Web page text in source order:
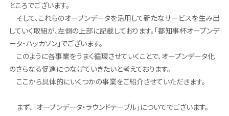
ところでございます。
そして、これらのオープンデータを活用して新たなサービスを生み出
していく取組が、左側の上部に記載しております。「都知事杯オープンデ
ータ・ハッカソン」でございます。
このように各事業をうまく循環させていくことで、オープンデータ化
のさらなる促進につなげていきたいと考えております。
ここから具体的にいくつかの事業をご紹介させていただきます。
まず、「オープンデータ・ラウンドテーブル」についてでございます。